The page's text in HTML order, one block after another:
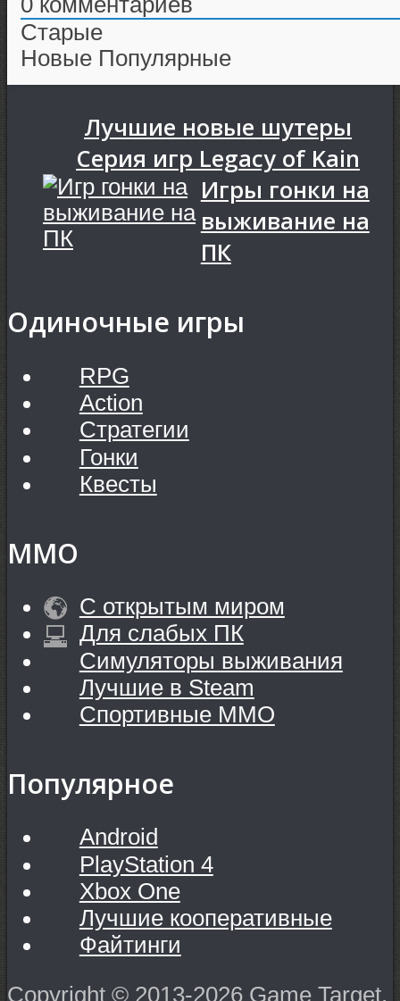
Старые
Новые Популярные
Лучшие новые шутеры
Серия игр Legacy of Kain
Игры гонки на
выживание на
ПК
Одиночные игры
RPG
Action
Стратегии
Гонки
Квесты
MMO
С открытым миром
Для слабых ПК
Симуляторы выживания
Лучшие в Steam
Спортивные MMO
Популярное
Android
PlayStation 4
Xbox One
Лучшие кооперативные
Файтинги
Copyright © 2013-2026 Game Target.